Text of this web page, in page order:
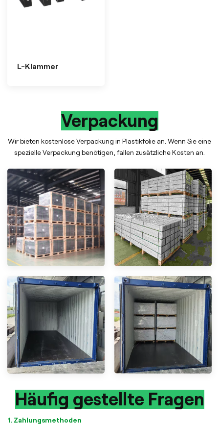
L-Klammer
Verpackung
Wir bieten kostenlose Verpackung in Plastikfolie an. Wenn Sie eine
spezielle Verpackung benötigen, fallen zusätzliche Kosten an.
Häufig gestellte Fragen
1. Zahlungsmethoden